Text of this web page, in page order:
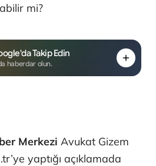
mi?
Takip Edin
haberdar olun.
Merkezi Avukat Gizem
yaptığı açıklamada